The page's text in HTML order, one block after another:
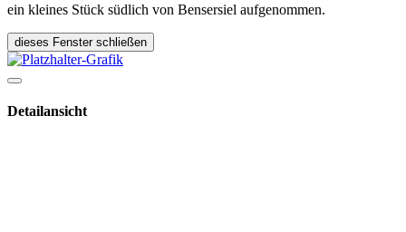
ein kleines Stück südlich von Bensersiel aufgenommen.
dieses Fenster schließen
Detailansicht